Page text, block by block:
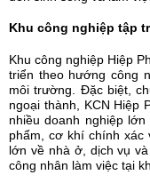
Khu công nghiệp tập
Khu công nghiệp Hiệp
triển theo hướng công
môi trường. Đặc biệt,
ngoại thành, KCN Hiệp
nhiều doanh nghiệp
phẩm, cơ khí chính xác
lớn về nhà ở, dịch vụ
công nhân làm việc tại